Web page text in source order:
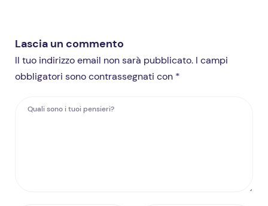
Lascia un commento
Il tuo indirizzo email non sarà pubblicato. I campi
obbligatori sono contrassegnati con *